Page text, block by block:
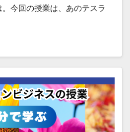
今回の授業は、あのテスラ